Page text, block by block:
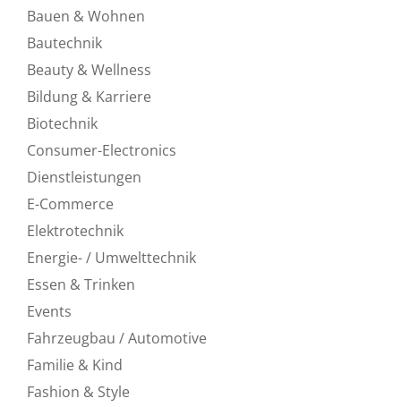
Bauen & Wohnen
Bautechnik
Beauty & Wellness
Bildung & Karriere
Biotechnik
Consumer-Electronics
Dienstleistungen
E-Commerce
Elektrotechnik
Energie- / Umwelttechnik
Essen & Trinken
Events
Fahrzeugbau / Automotive
Familie & Kind
Fashion & Style